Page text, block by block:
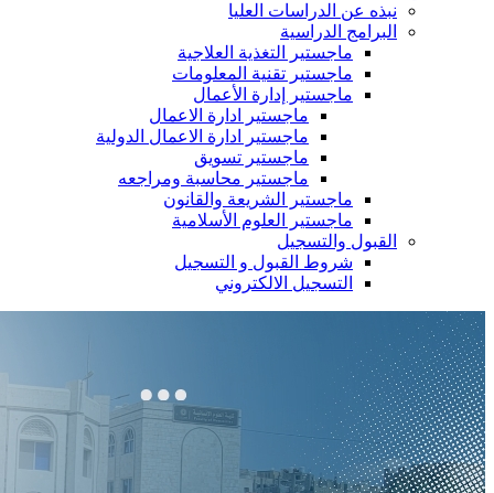
نبذه عن الدراسات العليا
البرامج الدراسية
ماجستير التغذية العلاجية
ماجستير تقنية المعلومات
ماجستير إدارة الأعمال
ماجستير ادارة الاعمال
ماجستير ادارة الاعمال الدولية
ماجستير تسويق
ماجستير محاسبة ومراجعه
ماجستير الشريعة والقانون
ماجستير العلوم الأسلامية
القبول والتسجيل
شروط القبول و التسجيل
التسجيل الالكتروني